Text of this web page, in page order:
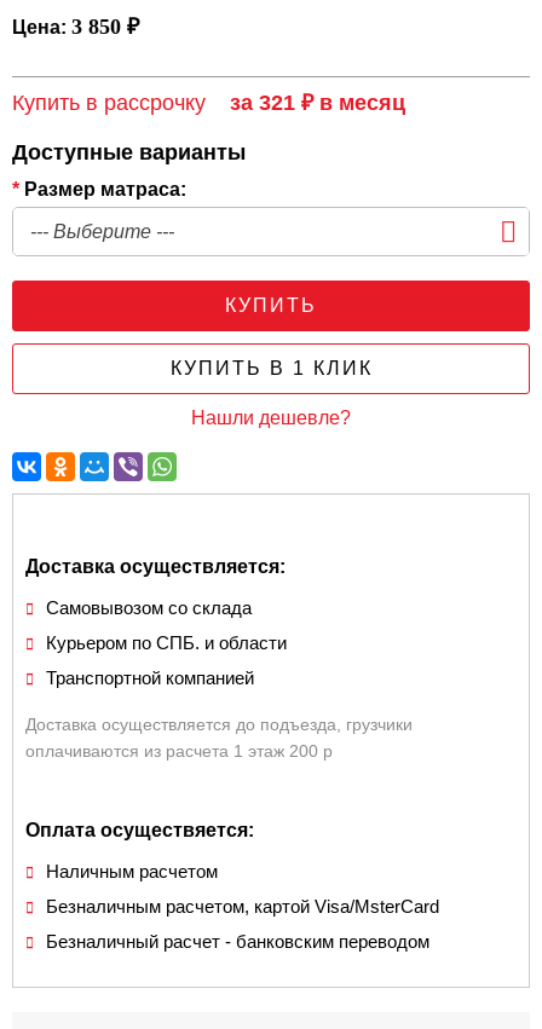
Цена: 3 850 ₽
Купить в рассрочку за 321 ₽ в месяц
Доступные варианты
* Размер матраса:
КУПИТЬ
КУПИТЬ В 1 КЛИК
Нашли дешевле?
Доставка осуществляется:
Самовывозом со склада
Курьером по СПБ. и области
Транспортной компанией
Доставка осуществляется до подъезда, грузчики
оплачиваются из расчета 1 этаж 200 р
Оплата осуществяется:
Наличным расчетом
Безналичным расчетом, картой Visa/MsterCard
Безналичный расчет - банковским переводом